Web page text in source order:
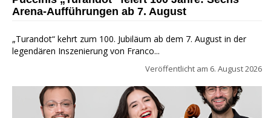
Arena-Aufführungen ab 7. August
„Turandot“ kehrt zum 100. Jubiläum ab dem 7. August in der
legendären Inszenierung von Franco...
Veröffentlicht am 6. August 2026